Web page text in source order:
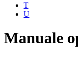
T
U
Manuale